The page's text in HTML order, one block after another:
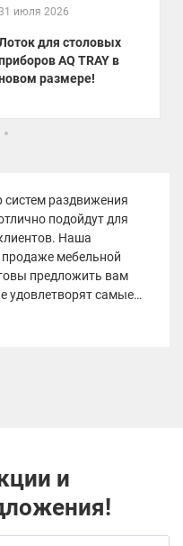
июля 2026
для столовых
AQ TRAY в
размере!
раздвижения
подойдут для
Наша
продаже мебельной
предложить вам
удовлетворят самые
и современные шкафы
механизмом. Она
и
и